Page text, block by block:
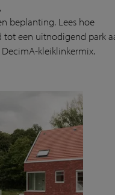
,
beplanting. Lees hoe
toteen uitnodigend park
DecimA-kleiklinkermix.